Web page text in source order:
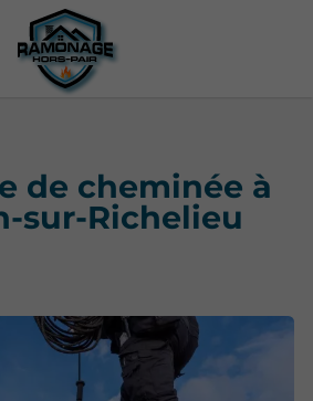
de cheminée à
sur-Richelieu